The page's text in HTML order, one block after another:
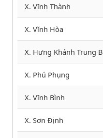
X. Vĩnh Thành
X. Vĩnh Hòa
X. Hưng Khánh Trung B
X. Phú Phụng
X. Vĩnh Bình
X. Sơn Định